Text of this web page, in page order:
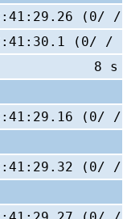
(0/
(0/ /
8 s
(0/
(0/